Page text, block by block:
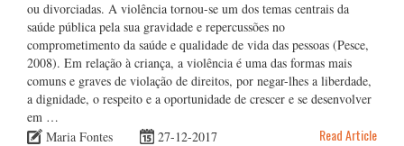
ou divorciadas. A violência tornou-se um dos temas centrais da
saúde pública pela sua gravidade e repercussões no
comprometimento da saúde e qualidade de vida das pessoas (Pesce,
2008). Em relação à criança, a violência é uma das formas mais
comuns e graves de violação de direitos, por negar-lhes a liberdade,
a dignidade, o respeito e a oportunidade de crescer e se desenvolver
em …
Maria Fontes
27-12-2017 Read Article